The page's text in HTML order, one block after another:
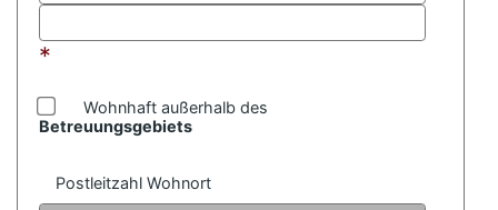
*
Wohnhaft außerhalb des
Betreuungsgebiets
Postleitzahl Wohnort